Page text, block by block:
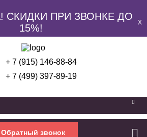
СКИДКИ ПРИ ЗВОНКЕ ДО
15%!
X
+ 7 (915) 146-88-84
+ 7 (499) 397-89-19
Обратный звонок